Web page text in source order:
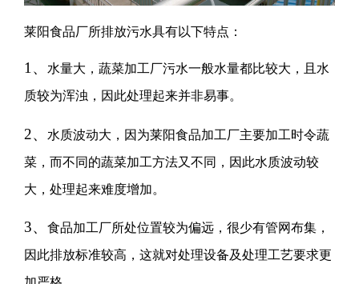
莱阳食品厂所排放污水具有以下特点：
1、
水量大，蔬菜加工厂污水一般水量都比较大，且水
质较为浑浊，因此处理起来并非易事。
2、
水质波动大，因为莱阳食品加工厂主要加工时令蔬
菜，而不同的蔬菜加工方法又不同，因此水质波动较
大，处理起来难度增加。
3、
食品加工厂所处位置较为偏远，很少有管网布集，
因此排放标准较高，这就对处理设备及处理工艺要求更